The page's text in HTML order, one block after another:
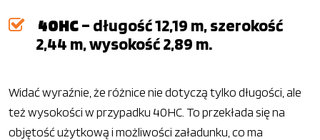
40HC– długość 12,19 m, szerokość
2,44 m, wysokość 2,89 m.
Widać wyraźnie, że różnice nie dotyczą tylko długości, ale
też wysokości w przypadku 40HC. To przekłada się na
objętość użytkową i możliwości załadunku, co ma